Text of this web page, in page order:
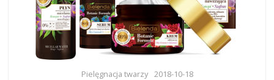
Pielęgnacja twarzy 2018-10-18